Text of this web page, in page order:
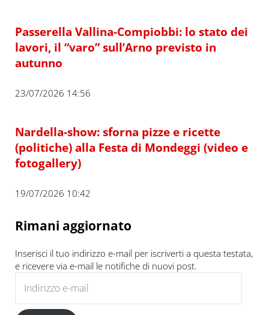
Passerella Vallina-Compiobbi: lo stato dei
lavori, il “varo” sull’Arno previsto in
autunno
23/07/2026 14:56
Nardella-show: sforna pizze e ricette
(politiche) alla Festa di Mondeggi (video e
fotogallery)
19/07/2026 10:42
Rimani aggiornato
Inserisci il tuo indirizzo e-mail per iscriverti a questa testata,
e ricevere via e-mail le notifiche di nuovi post.